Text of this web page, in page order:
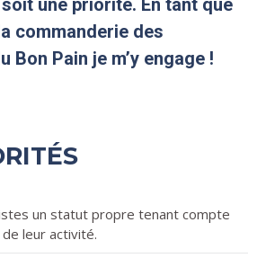
une priorité. En tant que
commanderie des
Bon Pain je m’y engage !
un statut propre tenant compte
leur activité.